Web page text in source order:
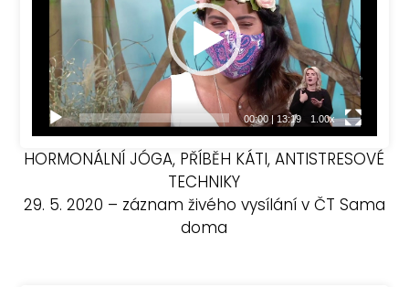
00:00|13:19 1.00x
HORMONÁLNÍ JÓGA, PŘÍBĚH KÁTI, ANTISTRESOVÉ
TECHNIKY
29. 5. 2020 – záznam živého vysílání v ČT Sama
doma